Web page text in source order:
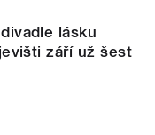
lásku
září už šest